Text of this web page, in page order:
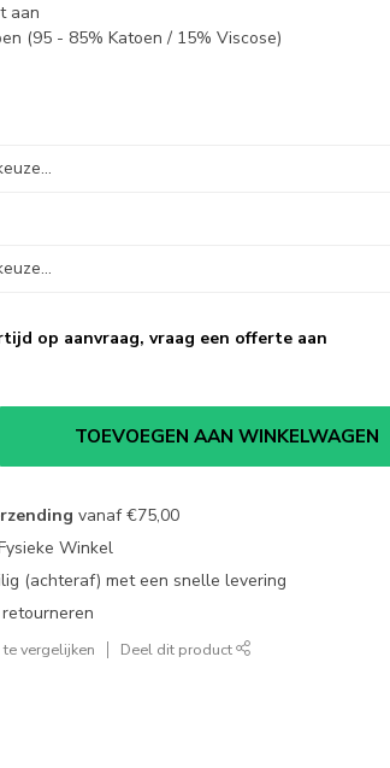
aan
(95 - 85% Katoen / 15% Viscose)
op aanvraag, vraag een offerte aan
TOEVOEGEN AAN WINKELWAGEN
vanaf€75,00
Winkel
(achteraf) met een snelle levering
vergelijken Deel dit product